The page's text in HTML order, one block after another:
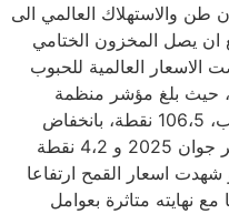
2025، الى 808 مليون طن والاستهلاك العالمي الى
ان يصل المخزون الختامي
انخفضت الاسعار العالمية للحبوب
بشكل عام خلال شهر جويلية 2025، حيث بلغ مؤشر منظمة
الاغذية والزراعة FAO، لاسعار الحبوب، 106،5 نقطة، بانخفاض
0،8 نقطة (0،8 بالمائة) مقارنة بشهر جوان 2025 و 4،2 نقطة
و شهدت اسعار القمح ارتفاعا
مع نهايته متاثرة بعوامل